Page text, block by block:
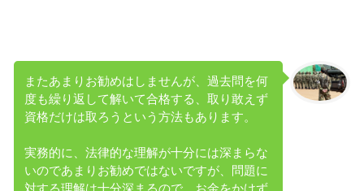
またあまりお勧めはしませんが、過去問を何
度も繰り返して解いて合格する、取り敢えず
資格だけは取ろうという方法もあります。
実務的に、法律的な理解が十分には深まらな
いのであまりお勧めではないですが、問題に
対する理解は十分深まるので、お金をかけず